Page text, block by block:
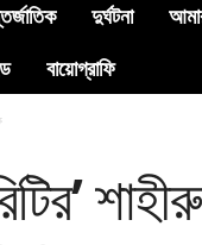
দুর্ঘটনা
বায়োগ্রাফি